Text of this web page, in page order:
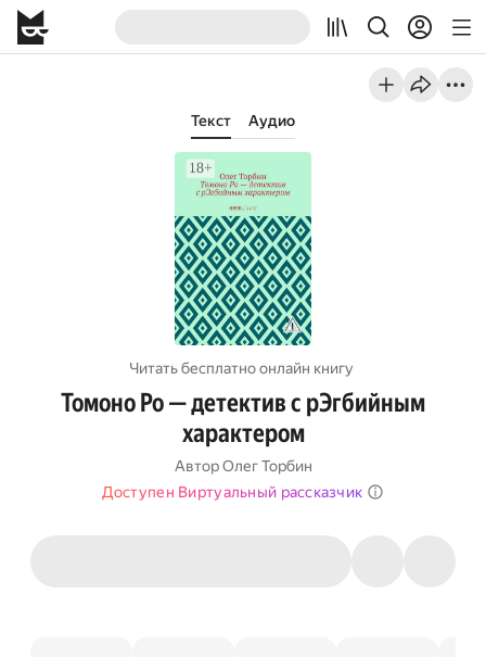
Текст Аудио
Читать бесплатно онлайн книгу
Томоно Ро — детектив с рЭгбийным
характером
Автор Олег Торбин
Доступен Виртуальный рассказчик